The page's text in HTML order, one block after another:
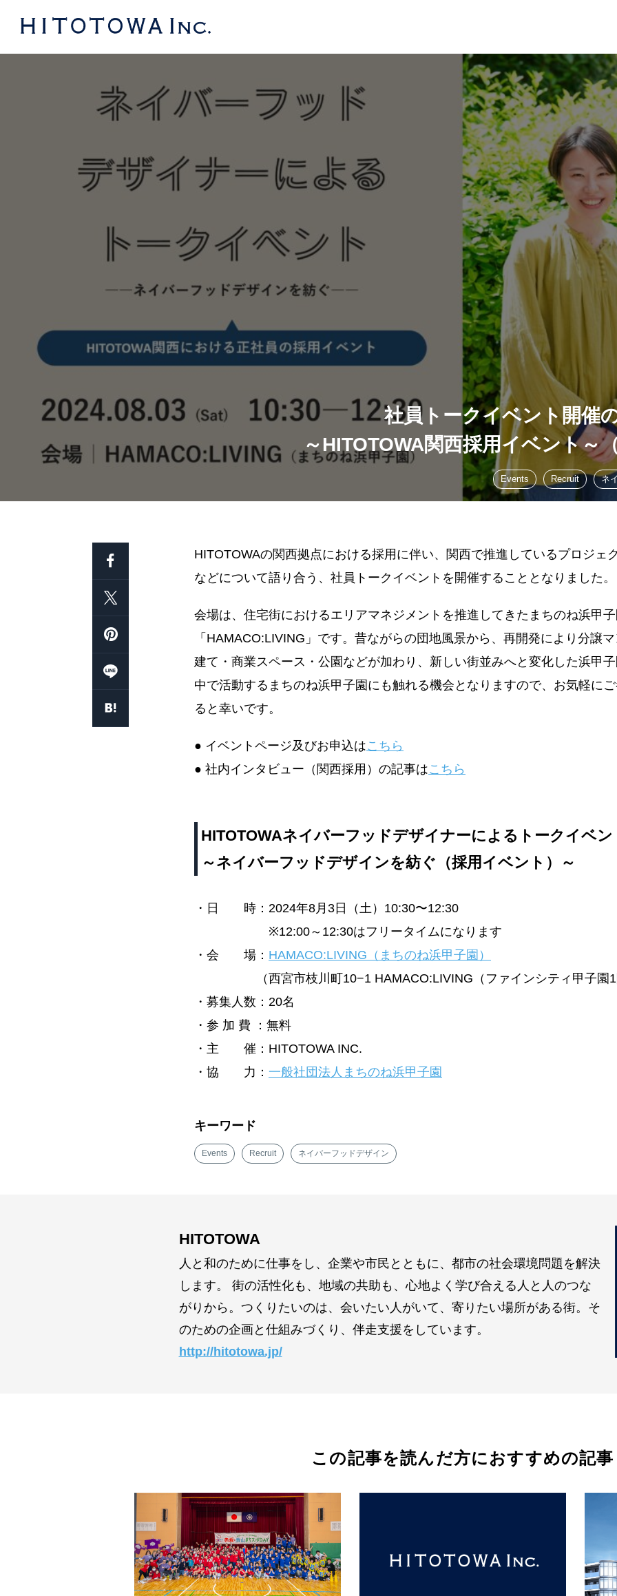
社員トークイベント開催
～HITOTOWA関西採用イベント～
Events Recruit ネ
HITOTOWAの関西拠点における採用に伴い、関西で推進しているプロジェ
などについて語り合う、社員トークイベントを開催することとなりました。
会場は、住宅街におけるエリアマネジメントを推進してきたまちのね浜甲
「HAMACO:LIVING」です。昔ながらの団地風景から、再開発により分譲
建て・商業スペース・公園などが加わり、新しい街並みへと変化した浜甲
中で活動するまちのね浜甲子園にも触れる機会となりますので、お気軽に
ると幸いです。
● イベントページ及びお申込はこちら
● 社内インタビュー（関西採用）の記事はこちら
HITOTOWAネイバーフッドデザイナーによるトークイベン
～ネイバーフッドデザインを紡ぐ（採用イベント）～
・日 時：2024年8月3日（土）10:30〜12:30
※12:00～12:30はフリータイムになります
・会 場： HAMACO:LIVING（まちのね浜甲子園）
（西宮市枝川町10−1 HAMACO:LIVING（ファインシティ甲子園1
・募集人数：20名
・参 加 費 ：無料
・主 催：HITOTOWA INC.
・協 力： 一般社団法人まちのね浜甲子園
キーワード
Events Recruit ネイバーフッドデザイン
HITOTOWA
人と和のために仕事をし、企業や市民とともに、都市の社会環境問題を解決
します。 街の活性化も、地域の共助も、心地よく学び合える人と人のつな
がりから。つくりたいのは、会いたい人がいて、寄りたい場所がある街。そ
のための企画と仕組みづくり、伴走支援をしています。
http://hitotowa.jp/
この記事を読んだ方におすすめの記事